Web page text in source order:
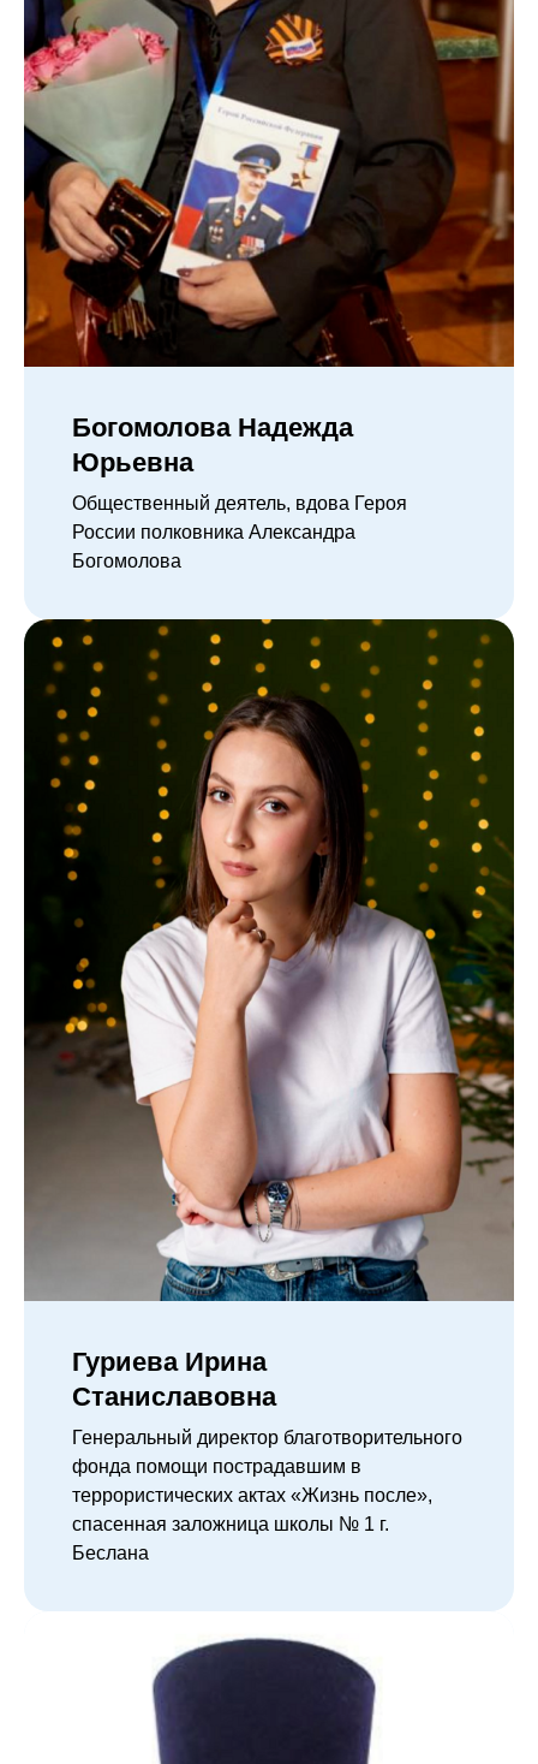
Богомолова Надежда
Юрьевна
Общественный деятель, вдова Героя
России полковника Александра
Богомолова
Гуриева Ирина
Станиславовна
Генеральный директор благотворительного
фонда помощи пострадавшим в
террористических актах «Жизнь после»,
спасенная заложница школы № 1 г.
Беслана